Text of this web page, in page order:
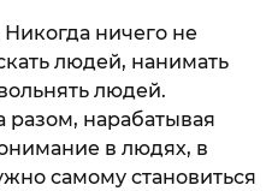
ничего не
людей, нанимать
людей.
разом, нарабатывая
в людях, в
самому становиться